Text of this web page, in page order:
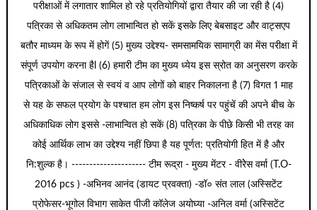
परीक्षाओं में लगातार शामिल हो रहे प्रतियोगियों द्वारा तैयार की जा रही है (4)
पत्रिका से अधिकतम लोग लाभान्वित हो सकें इसके लिए बेबसाइट और वाट्सएप
बतौर माध्यम के रूप में होगें (5) मुख्य उद्देश्य- समसामयिक सामाग्री का मेंस परीक्षा में
संपूर्ण उपयोग करना हैl (6) हमारी टीम का मुख्य ध्येय इस स्रोत का अनुसरण करके
पत्रिकाओं के संजाल से स्वयं व आप लोगों को बाहर निकालना है (7) विगत 1 माह
से यह के सफल प्रयोग के पश्चात हम लोग इस निष्कर्ष पर पहुंचें की अपने बीच के
अधिकाधिक लोग इससे -लाभान्वित हो सकें (8) पत्रिका के पीछे किसी भी तरह का
कोई आर्थिक लाभ का उद्देश्य नहीं छिपा है यह पूर्णत: प्रतियोगी हित में है और
नि:शुल्क है। --------------------- टीम रूद्रा - मुख्य मेंटर - वीरेेस वर्मा (T.O-
2016 pcs ) -अभिनव आनंद (डायट प्रवक्ता) -डॉ० संत लाल (अस्सिटेंट
प्रोफेसर-भूगोल विभाग साकेत पीजी कॉलेज अयोघ्या -अनिल वर्मा (अस्सिटेंट